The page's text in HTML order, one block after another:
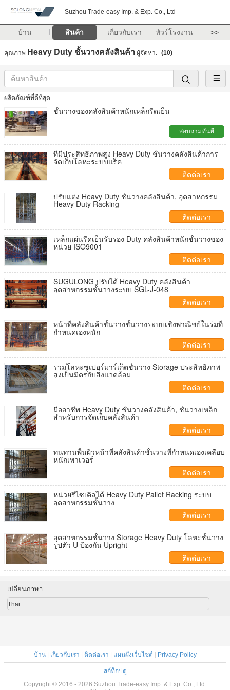
Suzhou Trade-easy Imp. & Exp. Co., Ltd
บ้าน สินค้า เกี่ยวกับเรา ทัวร์โรงงาน >>
คุณภาพ Heavy Duty ชั้นวางคลังสินค้า ผู้จัดหา. (10)
ผลิตภัณฑ์ที่ดีที่สุด
ชั้นวางของคลังสินค้าหนักเหล็กรีดเย็น
สอบถามทันที
ที่มีประสิทธิภาพสูง Heavy Duty ชั้นวางคลังสินค้าการ
จัดเก็บโลหะระบบแร็ค
ติดต่อเรา
ปรับแต่ง Heavy Duty ชั้นวางคลังสินค้า, อุตสาหกรรม
Heavy Duty Racking
ติดต่อเรา
เหล็กแผ่นรีดเย็นรับรอง Duty คลังสินค้าหนักชั้นวางของ
หน่วย ISO9001
ติดต่อเรา
SUGULONG ปรับได้ Heavy Duty คลังสินค้า
อุตสาหกรรมชั้นวางระบบ SGL-J-048
ติดต่อเรา
หน้าที่คลังสินค้าชั้นวางชั้นวางระบบเชิงพาณิชย์ในร่มที่
กำหนดเองหนัก
ติดต่อเรา
รวมโลหะซูเปอร์มาร์เก็ตชั้นวาง Storage ประสิทธิภาพ
สูงเป็นมิตรกับสิ่งแวดล้อม
ติดต่อเรา
มืออาชีพ Heavy Duty ชั้นวางคลังสินค้า, ชั้นวางเหล็ก
สำหรับการจัดเก็บคลังสินค้า
ติดต่อเรา
ทนทานพื้นผิวหน้าที่คลังสินค้าชั้นวางที่กำหนดเองเคลือบ
หนักเพาเวอร์
ติดต่อเรา
หน่วยรีไซเคิลได้ Heavy Duty Pallet Racking ระบบ
อุตสาหกรรมชั้นวาง
ติดต่อเรา
อุตสาหกรรมชั้นวาง Storage Heavy Duty โลหะชั้นวาง
รูปตัว U ป้องกัน Upright
ติดต่อเรา
เปลี่ยนภาษา
Thai
บ้าน| เกี่ยวกับเรา ติดต่อเรา แผนผังเว็บไซต์ Privacy Policy
สก์ท็อปดู
Copyright © 2016 - 2026 Suzhou Trade-easy Imp. & Exp. Co., Ltd.